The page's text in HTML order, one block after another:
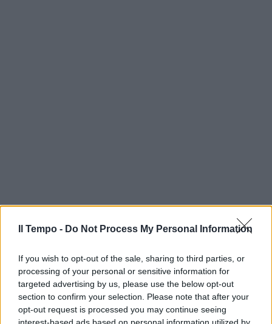
Il Tempo - Do Not Process My Personal Information
If you wish to opt-out of the sale, sharing to third parties, or
processing of your personal or sensitive information for
targeted advertising by us, please use the below opt-out
section to confirm your selection. Please note that after your
opt-out request is processed you may continue seeing